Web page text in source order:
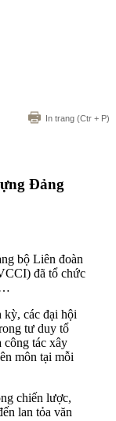
In trang (Ctr + P)
Đảng
bộ Liên đoàn
đã tổ chức
các đại hội
tư duy tổ
công tác xây
môn tại mỗi
chiến lược,
lan tỏa văn